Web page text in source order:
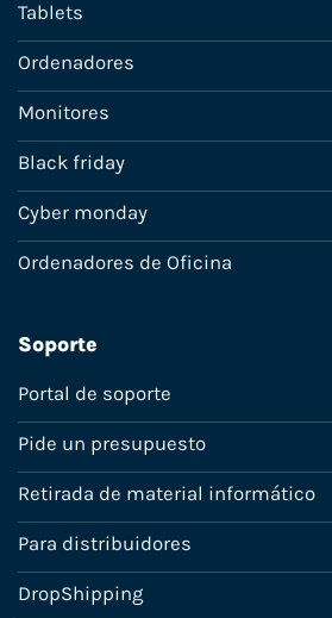
Tablets
Ordenadores
Monitores
Black friday
Cyber monday
Ordenadores de Oficina
Soporte
Portal de soporte
Pide un presupuesto
Retirada de material informático
Para distribuidores
DropShipping